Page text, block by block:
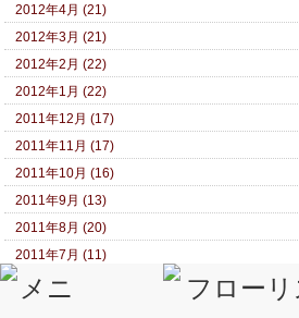
2012年4月 (21)
2012年3月 (21)
2012年2月 (22)
2012年1月 (22)
2011年12月 (17)
2011年11月 (17)
2011年10月 (16)
2011年9月 (13)
2011年8月 (20)
2011年7月 (11)
2011年6月 (17)